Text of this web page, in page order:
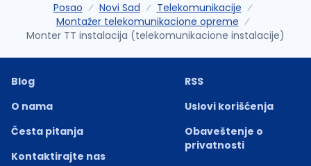
Posao Novi Sad
Telekomunikacije
Montažer telekomunikacione opreme
Monter TT instalacija (telekomunikacione instalacije)
Blog
O nama
Česta pitanja
Kontaktirajte nas
RSS
Uslovi korišćenja
Obaveštenje o
privatnosti